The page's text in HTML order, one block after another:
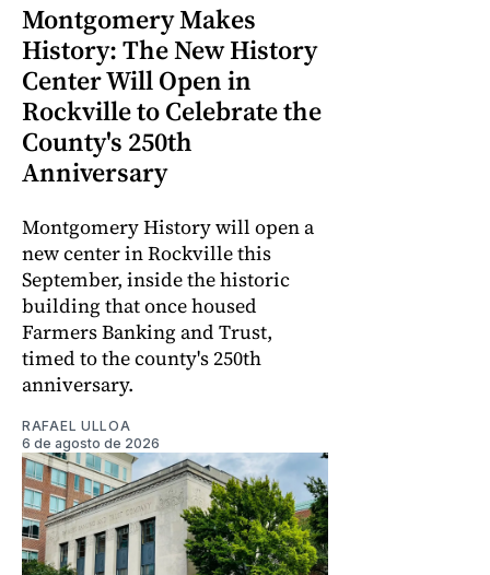
Montgomery Makes
History: The New History
Center Will Open in
Rockville to Celebrate the
County's 250th
Anniversary
Montgomery History will open a
new center in Rockville this
September, inside the historic
building that once housed
Farmers Banking and Trust,
timed to the county's 250th
anniversary.
RAFAEL ULLOA
6 de agosto de 2026